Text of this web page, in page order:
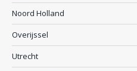
Noord Holland
Overijssel
Utrecht